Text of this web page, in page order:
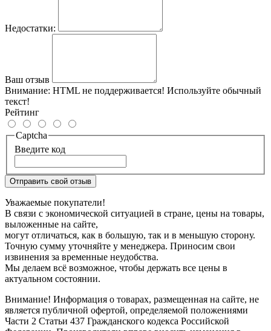
Недостатки:
Ваш отзыв
Внимание: HTML не поддерживается! Используйте обычный
текст!
Рейтинг
Captcha
Введите код
Отправить свой отзыв
Уважаемые покупатели!
В связи с экономической ситуацией в стране, цены на товары,
выложенные на сайте,
могут отличаться, как в большую, так и в меньшую сторону.
Точную сумму уточняйте у менеджера. Приносим свои
извинения за временные неудобства.
Мы делаем всё возможное, чтобы держать все цены в
актуальном состоянии.
Внимание! Информация о товарах, размещенная на сайте, не
является публичной офертой, определяемой положениями
Части 2 Статьи 437 Гражданского кодекса Российской